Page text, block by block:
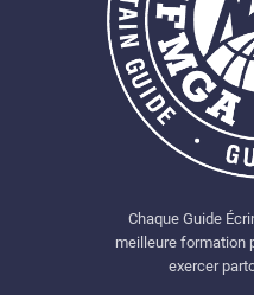
Chaque Guide
meilleure formation
exercer